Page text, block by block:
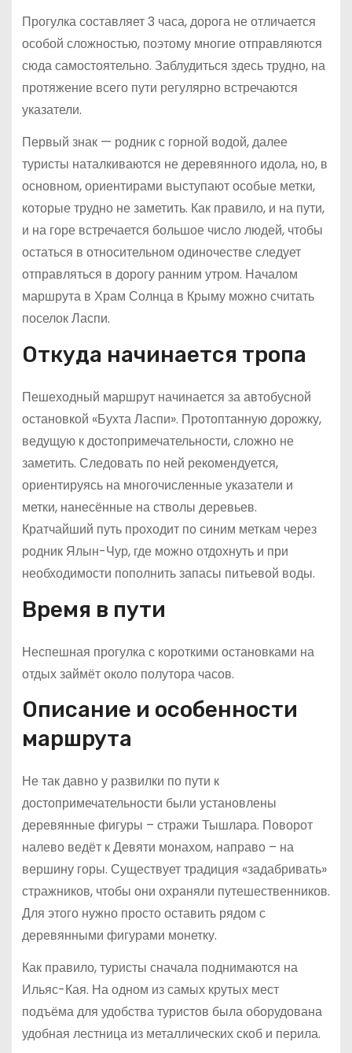
Прогулка составляет 3 часа, дорога не отличается
особой сложностью, поэтому многие отправляются
сюда самостоятельно. Заблудиться здесь трудно, на
протяжение всего пути регулярно встречаются
указатели.
Первый знак — родник с горной водой, далее
туристы наталкиваются не деревянного идола, но, в
основном, ориентирами выступают особые метки,
которые трудно не заметить. Как правило, и на пути,
и на горе встречается большое число людей, чтобы
остаться в относительном одиночестве следует
отправляться в дорогу ранним утром. Началом
маршрута в Храм Солнца в Крыму можно считать
поселок Ласпи.
Откуда начинается тропа
Пешеходный маршрут начинается за автобусной
остановкой «Бухта Ласпи». Протоптанную дорожку,
ведущую к достопримечательности, сложно не
заметить. Следовать по ней рекомендуется,
ориентируясь на многочисленные указатели и
метки, нанесённые на стволы деревьев.
Кратчайший путь проходит по синим меткам через
родник Ялын-Чур, где можно отдохнуть и при
необходимости пополнить запасы питьевой воды.
Время в пути
Неспешная прогулка с короткими остановками на
отдых займёт около полутора часов.
Описание и особенности
маршрута
Не так давно у развилки по пути к
достопримечательности были установлены
деревянные фигуры – стражи Тышлара. Поворот
налево ведёт к Девяти монахом, направо – на
вершину горы. Существует традиция «задабривать»
стражников, чтобы они охраняли путешественников.
Для этого нужно просто оставить рядом с
деревянными фигурами монетку.
Как правило, туристы сначала поднимаются на
Ильяс-Кая. На одном из самых крутых мест
подъёма для удобства туристов была оборудована
удобная лестница из металлических скоб и перила.